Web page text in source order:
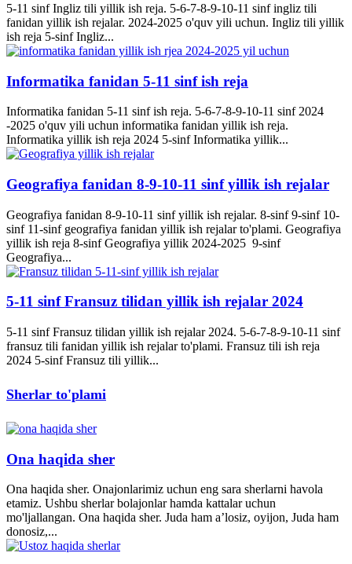
5-11 sinf Ingliz tili yillik ish reja. 5-6-7-8-9-10-11 sinf ingliz tili
fanidan yillik ish rejalar. 2024-2025 o'quv yili uchun. Ingliz tili yillik
ish reja 5-sinf Ingliz...
Informatika fanidan 5-11 sinf ish reja
Informatika fanidan 5-11 sinf ish reja. 5-6-7-8-9-10-11 sinf 2024
-2025 o'quv yili uchun informatika fanidan yillik ish reja.
Informatika yillik ish reja 2024 5-sinf Informatika yillik...
Geografiya fanidan 8-9-10-11 sinf yillik ish rejalar
Geografiya fanidan 8-9-10-11 sinf yillik ish rejalar. 8-sinf 9-sinf 10-
sinf 11-sinf geografiya fanidan yillik ish rejalar to'plami. Geografiya
yillik ish reja 8-sinf Geografiya yillik 2024-2025 9-sinf
Geografiya...
5-11 sinf Fransuz tilidan yillik ish rejalar 2024
5-11 sinf Fransuz tilidan yillik ish rejalar 2024. 5-6-7-8-9-10-11 sinf
fransuz tili fanidan yillik ish rejalar to'plami. Fransuz tili ish reja
2024 5-sinf Fransuz tili yillik...
Sherlar to'plami
Ona haqida sher
Ona haqida sher. Onajonlarimiz uchun eng sara sherlarni havola
etamiz. Ushbu sherlar bolajonlar hamda kattalar uchun
mo'ljallangan. Ona haqida sher. Juda ham a’losiz, oyijon, Juda ham
donosiz,...